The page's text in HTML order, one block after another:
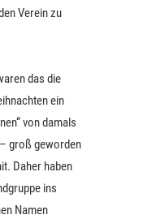
Verein zu
das die
ein
von damals
groß geworden
Daher haben
ins
Namen